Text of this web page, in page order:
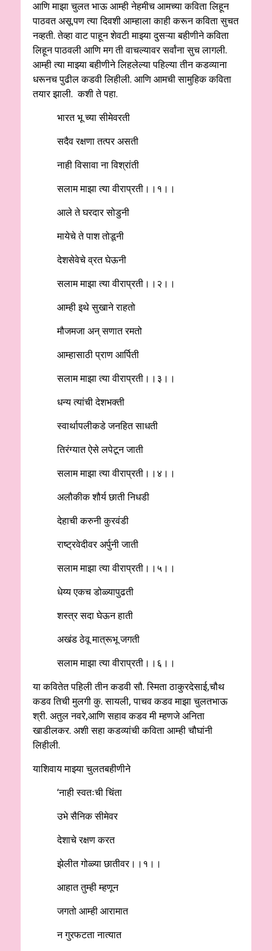
आणि माझा चुलत भाऊ आम्ही नेहमीच आमच्या कविता लिहून
पाठवत असू.पण त्या दिवशी आम्हाला काही करून कविता सुचत
नव्हती. तेव्हा वाट पाहून शेवटी माझ्या दुसऱ्या बहीणीने कविता
लिहून पाठवली आणि मग ती वाचल्यावर सर्वांना सुच लागली.
आम्ही त्या माझ्या बहीणीने लिहलेल्या पहिल्या तीन कडव्याना
धरूनच पुढील कडवी लिहीली. आणि आमची सामुहिक कविता
तयार झाली. कशी ते पहा.
भारत भू च्या सीमेवरती
सदैव रक्षणा तत्पर असती
नाही विसावा ना विश्रांती
सलाम माझा त्या वीराप्रती।।१।।
आले ते घरदार सोडुनी
मायेचे ते पाश तोडूनी
देशसेवेचे व्रत घेऊनी
सलाम माझा त्या वीराप्रती।।२।।
आम्ही इथे सुखाने राहतो
मौजमजा अन् सणात रमतो
आम्हासाठी प्राण आर्पिती
सलाम माझा त्या वीराप्रती।।३।।
धन्य त्यांची देशभक्ती
स्वार्थापलीकडे जनहित साधती
तिरंग्यात ऐसे लपेटून जाती
सलाम माझा त्या वीराप्रती।।४।।
अलौकीक शौर्य छाती निधडी
देहाची करुनी कुरवंडी
राष्ट्रवेदीवर अर्पुनी जाती
सलाम माझा त्या वीराप्रती।।५।।
धेय्य एकच डोळ्यापुढती
शस्त्र सदा घेऊन हाती
अखंड ठेवू मात्रूभू जगती
सलाम माझा त्या वीराप्रती।।६।।
या कवितेत पहिली तीन कडवी सौ. स्मिता ठाकुरदेसाई,चौथ
कडव तिची मुलगी कु. सायली, पाचव कडव माझा चुलतभाऊ
श्री. अतुल नवरे,आणि सहाव कडव मी म्हणजे अनिता
खाडीलकर. अशी सहा कडव्यांची कविता आम्ही चौघांनी
लिहीली.
याशिवाय माझ्या चुलतबहीणीने
‘नाही स्वतःची चिंता
उभे सैनिक सीमेवर
देशाचे रक्षण करत
झेलीत गोळ्या छातीवर।।१।।
आहात तुम्ही म्हणून
जगतो आम्ही आरामात
न गुरफटता नात्यात